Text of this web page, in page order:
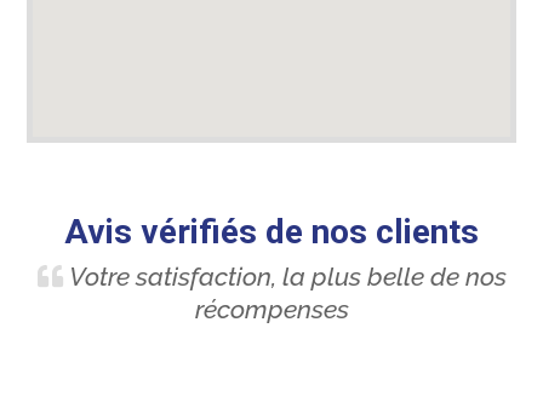
Avis vérifiés de nos clients
Votre satisfaction, la plus belle de nos
récompenses